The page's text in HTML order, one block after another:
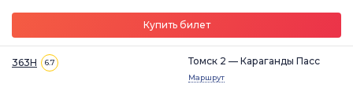
Купить билет
363Н 6.7 Томск 2 — Караганды Пасс
Маршрут